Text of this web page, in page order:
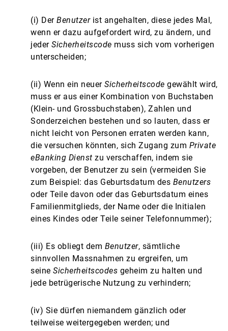
(i) Der Benutzer ist angehalten, diese jedes Mal,
wenn er dazu aufgefordert wird, zu ändern, und
jeder Sicherheitscode muss sich vom vorherigen
unterscheiden;
(ii) Wenn ein neuer Sicherheitscode gewählt wird,
muss er aus einer Kombination von Buchstaben
(Klein- und Grossbuchstaben), Zahlen und
Sonderzeichen bestehen und so lauten, dass er
nicht leicht von Personen erraten werden kann,
die versuchen könnten, sich Zugang zum Private
eBanking Dienst zu verschaffen, indem sie
vorgeben, der Benutzer zu sein (vermeiden Sie
zum Beispiel: das Geburtsdatum des Benutzers
oder Teile davon oder das Geburtsdatum eines
Familienmitglieds, der Name oder die Initialen
eines Kindes oder Teile seiner Telefonnummer);
(iii) Es obliegt dem Benutzer, sämtliche
sinnvollen Massnahmen zu ergreifen, um
seine Sicherheitscodes geheim zu halten und
jede betrügerische Nutzung zu verhindern;
(iv) Sie dürfen niemandem gänzlich oder
teilweise weitergegeben werden; und